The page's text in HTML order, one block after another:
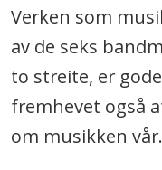
Verken som
av de seks
to streite, er
fremhevet også
om musikken